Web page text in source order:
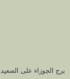
برج الجوزاء على